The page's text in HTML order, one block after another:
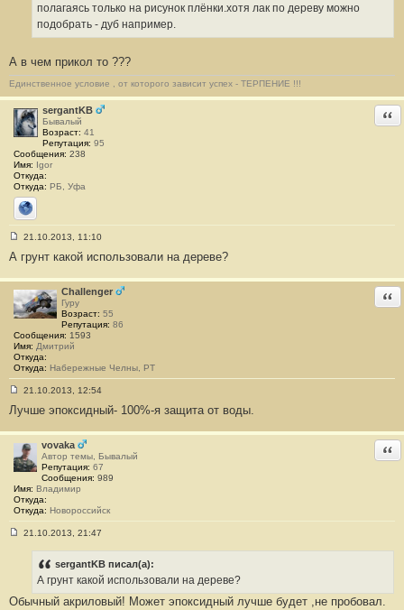
полагаясь только на рисунок плёнки.хотя лак по дереву можно
подобрать - дуб например.
А в чем прикол то ???
Единственное условие , от которого зависит успех - ТЕРПЕНИЕ !!!
sergantKB
Бывалый
Возраст: 41
Репутация: 95
Сообщения: 238
Имя: Igor
Откуда:
Откуда: РБ, Уфа
Сайт
о
б
щ
е
н
и
е
#
3
0
21.10.2013, 11:10
А грунт какой использовали на дереве?
Challenger
Гуру
Возраст: 55
Репутация: 86
Сообщения: 1593
Имя: Дмитрий
Откуда:
Откуда: Набережные Челны, РТ
о
о
б
щ
е
н
и
е
#
3
21.10.2013, 12:54
Лучше эпоксидный- 100%-я защита от воды.
vovaka
Автор темы, Бывалый
Репутация: 67
Сообщения: 989
Имя: Владимир
Откуда:
Откуда: Новороссийск
н
21.10.2013, 21:47
sergantKB писал(а):
А грунт какой использовали на дереве?
Обычный акриловый! Может эпоксидный лучше будет ,не пробовал.